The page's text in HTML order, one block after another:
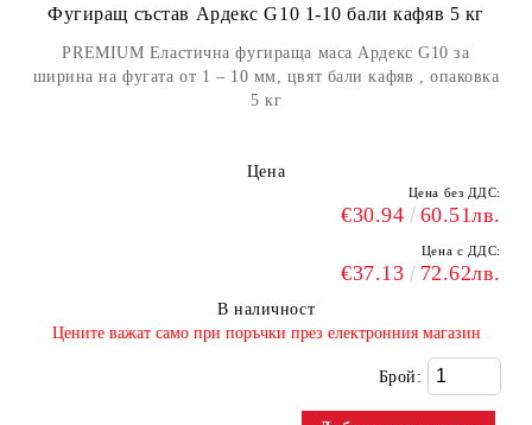
Фугиращ състав Ардекс G10 1-10 бали кафяв 5 кг
PREMIUM Еластична фугираща маса Ардекс G10 за
ширина на фугата от 1 – 10 мм, цвят бали кафяв , опаковка
5 кг
Цена
Цена без ДДС:
€30.94 60.51лв.
Цена с ДДС:
€37.13 72.62лв.
В наличност
​Цените важат само при поръчки през електронния магазин
Брой: